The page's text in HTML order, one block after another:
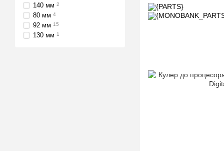
140 мм 2
80 мм 4
92 мм 15
130 мм 1